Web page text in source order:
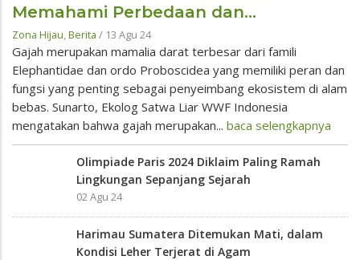
Memahami Perbedaan dan...
Zona Hijau,Berita / 13 Agu 24
Gajah merupakan mamalia darat terbesar dari famili
Elephantidae dan ordo Proboscidea yang memiliki peran dan
fungsi yang penting sebagai penyeimbang ekosistem di alam
bebas. Sunarto, Ekolog Satwa Liar WWF Indonesia
mengatakan bahwa gajah merupakan... baca selengkapnya
Olimpiade Paris 2024 Diklaim Paling Ramah
Lingkungan Sepanjang Sejarah
02 Agu 24
Harimau Sumatera Ditemukan Mati, dalam
Kondisi Leher Terjerat di Agam